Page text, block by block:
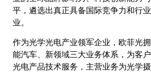
平，遴选出真正具备国际竞争力和行
业。
作为光学光电产业领军企业，欧菲光
能汽车、新领域三大业务体系，为客
光电产品技术服务，主营业务为光学